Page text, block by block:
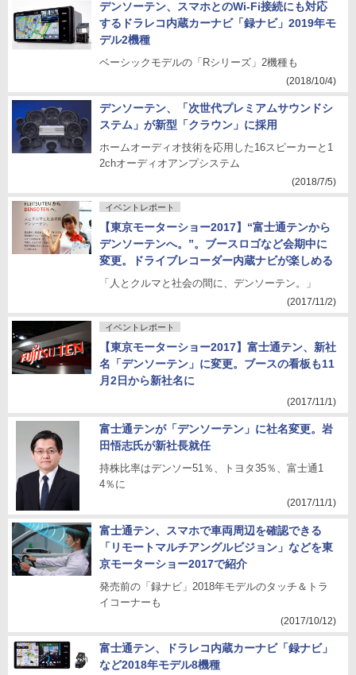
デンソーテン、スマホとのWi-Fi接続にも対応
するドラレコ内蔵カーナビ「録ナビ」2019年モ
デル2機種
ベーシックモデルの「Rシリーズ」2機種も
(2018/10/4)
デンソーテン、「次世代プレミアムサウンドシ
ステム」が新型「クラウン」に採用
ホームオーディオ技術を応用した16スピーカーと1
2chオーディオアンプシステム
(2018/7/5)
イベントレポート
【東京モーターショー2017】“富士通テンから
デンソーテンへ。”。ブースロゴなど会期中に
変更。ドライブレコーダー内蔵ナビが楽しめる
「人とクルマと社会の間に、デンソーテン。」
(2017/11/2)
イベントレポート
【東京モーターショー2017】富士通テン、新社
名「デンソーテン」に変更。ブースの看板も11
月2日から新社名に
(2017/11/1)
富士通テンが「デンソーテン」に社名変更。岩
田悟志氏が新社長就任
持株比率はデンソー51％、トヨタ35％、富士通1
4％に
(2017/11/1)
富士通テン、スマホで車両周辺を確認できる
「リモートマルチアングルビジョン」などを東
京モーターショー2017で紹介
発売前の「録ナビ」2018年モデルのタッチ＆トラ
イコーナーも
(2017/10/12)
富士通テン、ドラレコ内蔵カーナビ「録ナビ」
など2018年モデル8機種